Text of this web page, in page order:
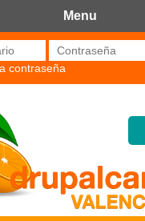
Menu
* Contraseña*
contraseña